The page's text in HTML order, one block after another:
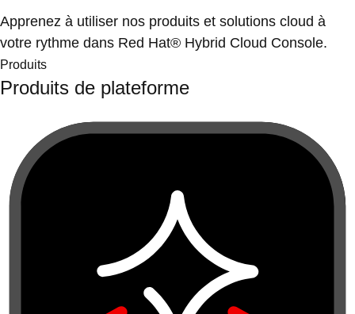
Apprenez à utiliser nos produits et solutions cloud à
votre rythme dans Red Hat® Hybrid Cloud Console.
Produits
Produits de plateforme